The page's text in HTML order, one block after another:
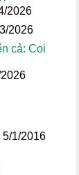
2026
2026
cả: Coi
5/1/2016